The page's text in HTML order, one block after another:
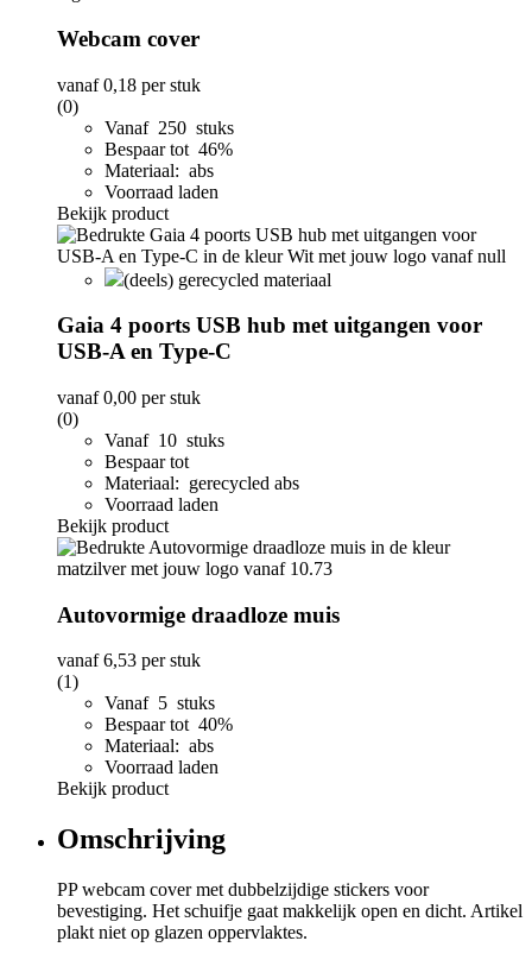
Webcam cover
vanaf0,18 per stuk
(0)
Vanaf 250 stuks
Bespaar tot 46%
Materiaal: abs
Voorraad laden
Bekijk product
(deels) gerecycled materiaal
Gaia 4 poorts USB hub met uitgangen voor
USB-A en Type-C
vanaf0,00 per stuk
(0)
Vanaf 10 stuks
Bespaar tot
Materiaal: gerecycled abs
Voorraad laden
Bekijk product
Autovormige draadloze muis
vanaf6,53 per stuk
(1)
Vanaf 5 stuks
Bespaar tot 40%
Materiaal: abs
Voorraad laden
Bekijk product
Omschrijving
PP webcam cover met dubbelzijdige stickers voor
bevestiging. Het schuifje gaat makkelijk open en dicht. Artikel
plakt niet op glazen oppervlaktes.